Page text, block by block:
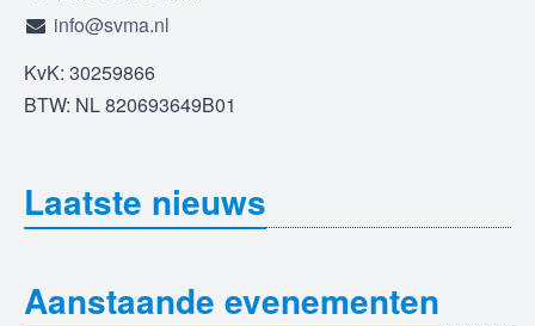
info@svma.nl
KvK: 30259866
BTW: NL 820693649B01
Laatste nieuws
Aanstaande evenementen